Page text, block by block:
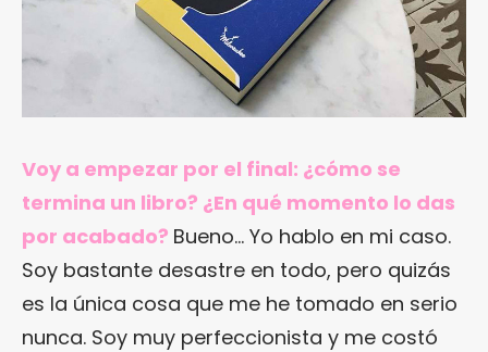
Voy a empezar por el final: ¿cómo se
termina un libro? ¿En qué momento lo das
por acabado? Bueno… Yo hablo en mi caso.
Soy bastante desastre en todo, pero quizás
es la única cosa que me he tomado en serio
nunca. Soy muy perfeccionista y me costó